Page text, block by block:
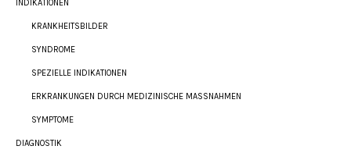
INDIKATIONEN
KRANKHEITSBILDER
SYNDROME
SPEZIELLE INDIKATIONEN
ERKRANKUNGEN DURCH MEDIZINISCHE MASSNAHMEN
SYMPTOME
DIAGNOSTIK